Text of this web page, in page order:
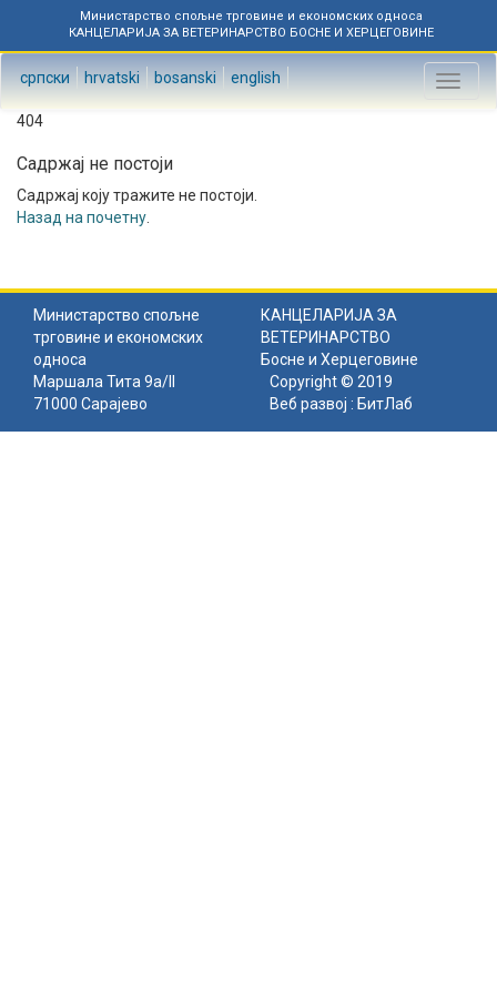
Министарство спољне трговине и економских односа
КАНЦЕЛАРИЈА ЗА ВЕТЕРИНАРСТВО БОСНЕ И ХЕРЦЕГОВИНЕ
српски hrvatski bosanski english
Toggle
404
Садржај не постоји
Садржај коју тражите не постоји.
Назад на почетну
Министарство спољне
трговине и економских
односа
КАНЦЕЛАРИЈА ЗА
ВЕТЕРИНАРСТВО
Босне и Херцеговине
Маршала Тита 9а/II
71000 Сарајево
Copyright © 2019
Веб развој : БитЛаб